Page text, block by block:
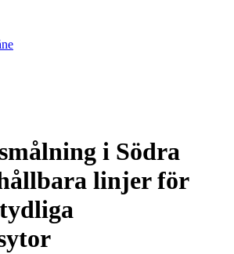
i Södra
linjer för